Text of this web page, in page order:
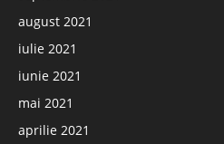
august 2021
iulie 2021
iunie 2021
mai 2021
aprilie 2021